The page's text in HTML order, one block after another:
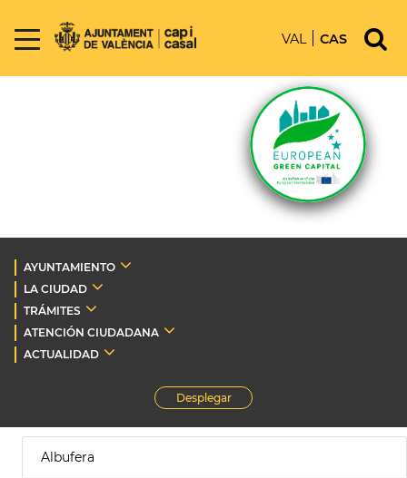
VAL CAS
AYUNTAMIENTO
LA CIUDAD
TRÁMITES
ATENCIÓN CIUDADANA
ACTUALIDAD
Desplegar
Albufera